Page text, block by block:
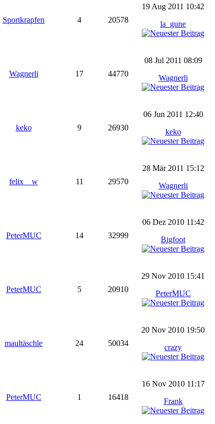
Sportkrapfen 4 20578
19 Aug 2011 10:42
la_gune
Wagnerli 17 44770
08 Jul 2011 08:09
Wagnerli
keko 9 26930
06 Jun 2011 12:40
keko
felix__w 11 29570
28 Mär 2011 15:12
Wagnerli
PeterMUC 14 32999
06 Dez 2010 11:42
Bigfoot
PeterMUC 5 20910
29 Nov 2010 15:41
PeterMUC
maultäschle 24 50034
20 Nov 2010 19:50
crazy
PeterMUC 1 16418
16 Nov 2010 11:17
Frank